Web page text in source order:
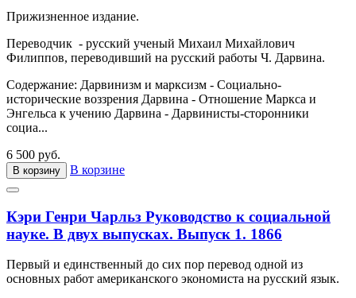
Прижизненное издание.
Переводчик - русский ученый Михаил Михайлович
Филиппов, переводивший на русский работы Ч. Дарвина.
Содержание: Дарвинизм и марксизм - Социально-
исторические воззрения Дарвина - Отношение Маркса и
Энгельса к учению Дарвина - Дарвинисты-сторонники
социа...
6 500 руб.
В корзину В корзине
Кэри Генри Чарльз Руководство к социальной
науке. В двух выпусках. Выпуск 1. 1866
Первый и единственный до сих пор перевод одной из
основных работ американского экономиста на русский язык.